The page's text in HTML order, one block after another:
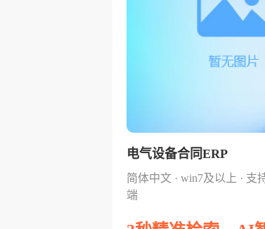
定高效的
具风格的
电气设备合同ERP
简体中文 · win7及以上 · 支
端